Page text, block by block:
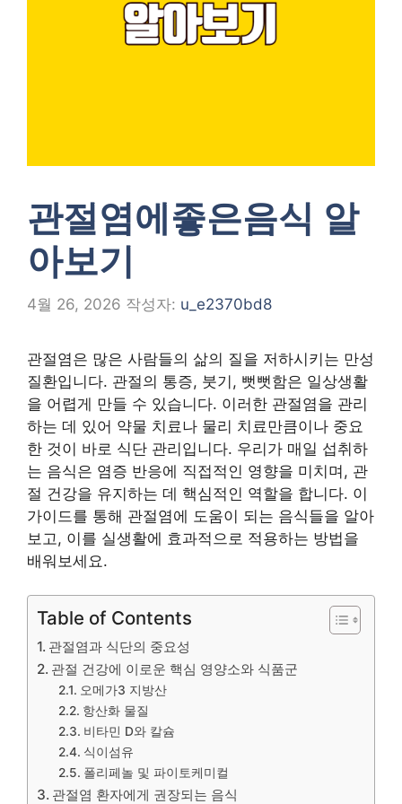
관절염에좋은음식 알
아보기
4월 26, 2026 작성자: u_e2370bd8
관절염은 많은 사람들의 삶의 질을 저하시키는 만성
질환입니다. 관절의 통증, 붓기, 뻣뻣함은 일상생활
을 어렵게 만들 수 있습니다. 이러한 관절염을 관리
하는 데 있어 약물 치료나 물리 치료만큼이나 중요
한 것이 바로 식단 관리입니다. 우리가 매일 섭취하
는 음식은 염증 반응에 직접적인 영향을 미치며, 관
절 건강을 유지하는 데 핵심적인 역할을 합니다. 이
가이드를 통해 관절염에 도움이 되는 음식들을 알아
보고, 이를 실생활에 효과적으로 적용하는 방법을
배워보세요.
Table of Contents
관절염과 식단의 중요성
관절 건강에 이로운 핵심 영양소와 식품군
오메가3 지방산
항산화 물질
비타민 D와 칼슘
식이섬유
폴리페놀 및 파이토케미컬
관절염 환자에게 권장되는 음식